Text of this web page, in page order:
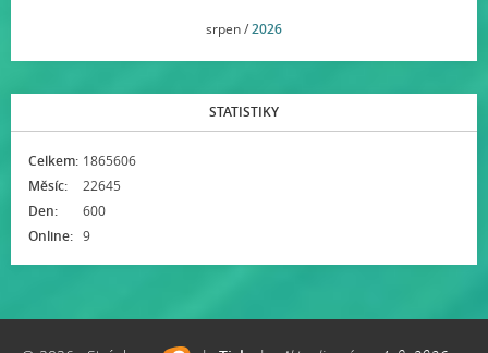
srpen /2026
STATISTIKY
Online: 9
Celkem: 1865606
Měsíc:
22645
Den:
600